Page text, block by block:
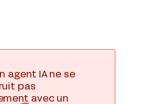
agent IA ne se
pas
avec un